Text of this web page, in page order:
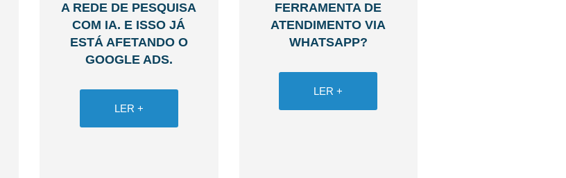
A REDE DE PESQUISA
COM IA. E ISSO JÁ
ESTÁ AFETANDO O
GOOGLE ADS.
LER +
FERRAMENTA DE
ATENDIMENTO VIA
WHATSAPP?
LER +